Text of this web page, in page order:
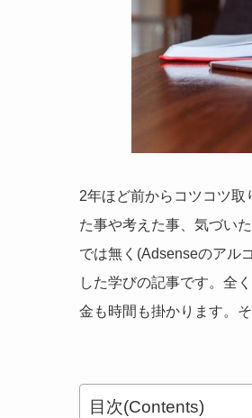
2年ほど前からコツコツ取
た事や考えた事、気づい
では無く(Adsenseのアル
した学びの記事です。全
金も時間も掛かります。
目次(Contents)